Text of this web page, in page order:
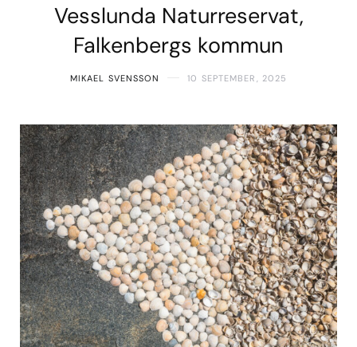
Vesslunda Naturreservat,
Falkenbergs kommun
MIKAEL SVENSSON 10 SEPTEMBER, 2025